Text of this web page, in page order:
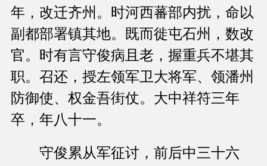
年，改迁齐州。时河西蕃部内扰，命以
副都部署镇其地。既而徙屯石州，数改
官。时有言守俊病且老，握重兵不堪其
职。召还，授左领军卫大将军、领潘州
防御使、权金吾街仗。大中祥符三年
卒，年八十一。
守俊累从军征讨，前后中三十六